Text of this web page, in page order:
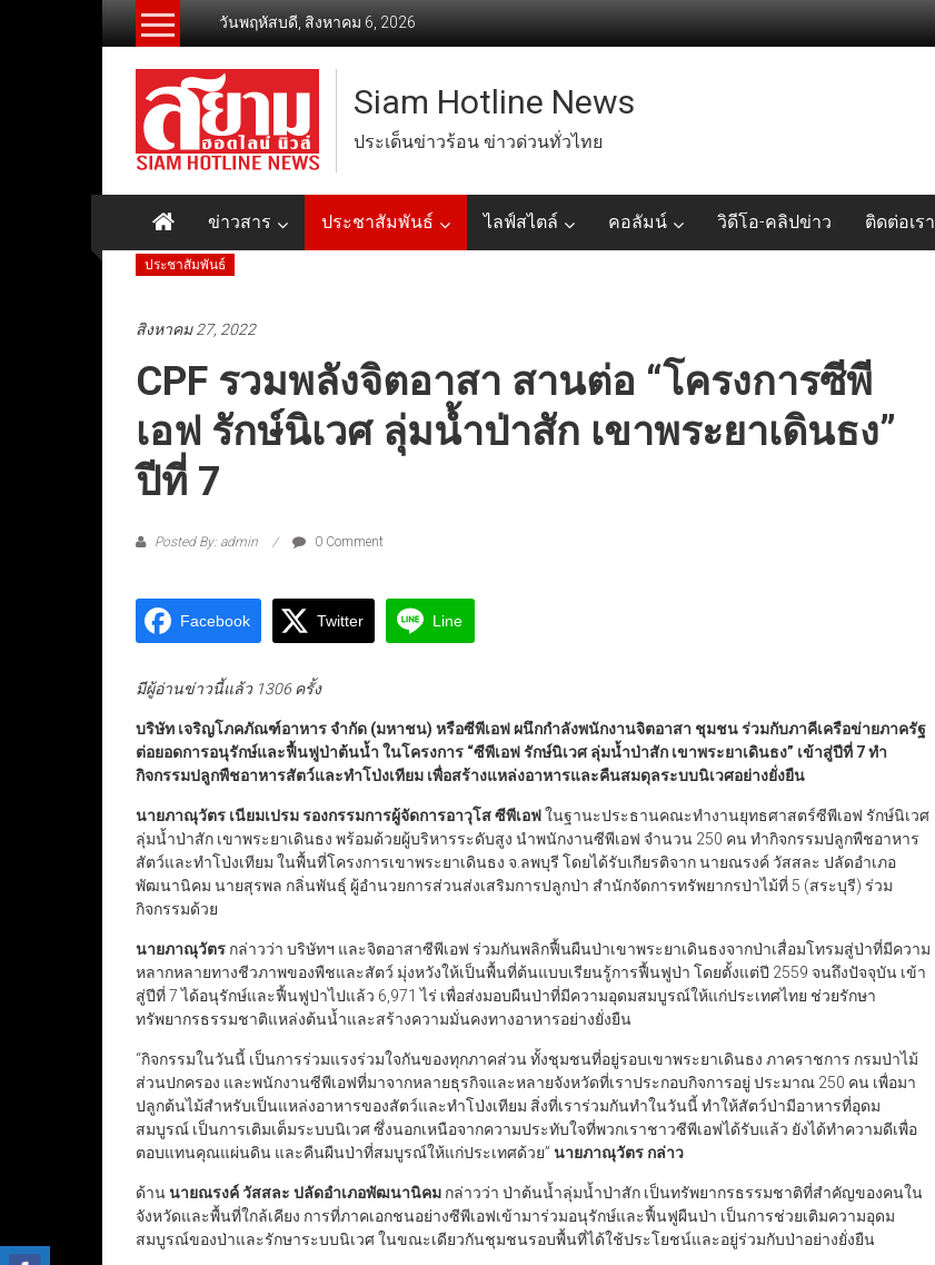
วันพฤหัสบดี, สิงหาคม 6, 2026
Siam Hotline News
ประเด็นข่าวร้อน ข่าวด่วนทั่วไทย
ข่าวสาร ประชาสัมพันธ์ ไลฟ์สไตล์ คอลัมน์ วิดีโอ-คลิปข่าว ติดต่อเรา
ประชาสัมพันธ์
สิงหาคม 27, 2022
CPF รวมพลังจิตอาสา สานต่อ “โครงการซีพี
เอฟ รักษ์นิเวศ ลุ่มน้ำป่าสัก เขาพระยาเดินธง”
ปีที่ 7
Posted By: admin 0 Comment
Facebook Twitter Line
มีผู้อ่านข่าวนี้แล้ว 1306 ครั้ง
บริษัท เจริญโภคภัณฑ์อาหาร จำกัด (มหาชน) หรือซีพีเอฟ ผนึกกำลังพนักงานจิตอาสา ชุมชน ร่วมกับภาคีเครือข่ายภาครัฐ
ต่อยอดการอนุรักษ์และฟื้นฟูป่าต้นน้ำ ในโครงการ “ซีพีเอฟ รักษ์นิเวศ ลุ่มน้ำป่าสัก เขาพระยาเดินธง” เข้าสู่ปีที่ 7 ทำ
กิจกรรมปลูกพืชอาหารสัตว์และทำโป่งเทียม เพื่อสร้างแหล่งอาหารและคืนสมดุลระบบนิเวศอย่างยั่งยืน
นายภาณุวัตร เนียมเปรม รองกรรมการผู้จัดการอาวุโส ซีพีเอฟในฐานะประธานคณะทำงานยุทธศาสตร์ซีพีเอฟ รักษ์นิเวศ
ลุ่มน้ำป่าสัก เขาพระยาเดินธง พร้อมด้วยผู้บริหารระดับสูง นำพนักงานซีพีเอฟ จำนวน 250 คน ทำกิจกรรมปลูกพืชอาหาร
สัตว์และทำโป่งเทียม ในพื้นที่โครงการเขาพระยาเดินธง จ.ลพบุรี โดยได้รับเกียรติจาก นายณรงค์ วัสสละ ปลัดอำเภอ
พัฒนานิคม นายสุรพล กลิ่นพันธุ์ ผู้อำนวยการส่วนส่งเสริมการปลูกป่า สำนักจัดการทรัพยากรป่าไม้ที่ 5 (สระบุรี) ร่วม
กิจกรรมด้วย
นายภาณุวัตร กล่าวว่า บริษัทฯ และจิตอาสาซีพีเอฟ ร่วมกันพลิกฟื้นผืนป่าเขาพระยาเดินธงจากป่าเสื่อมโทรมสู่ป่าที่มีความ
หลากหลายทางชีวภาพของพืชและสัตว์ มุ่งหวังให้เป็นพื้นที่ต้นแบบเรียนรู้การฟื้นฟูป่า โดยตั้งแต่ปี 2559 จนถึงปัจจุบัน เข้า
สู่ปีที่ 7 ได้อนุรักษ์และฟื้นฟูป่าไปแล้ว 6,971 ไร่ เพื่อส่งมอบผืนป่าที่มีความอุดมสมบูรณ์ให้แก่ประเทศไทย ช่วยรักษา
ทรัพยากรธรรมชาติแหล่งต้นน้ำและสร้างความมั่นคงทางอาหารอย่างยั่งยืน
“กิจกรรมในวันนี้ เป็นการร่วมแรงร่วมใจกันของทุกภาคส่วน ทั้งชุมชนที่อยู่รอบเขาพระยาเดินธง ภาคราชการ กรมป่าไม้
ส่วนปกครอง และพนักงานซีพีเอฟที่มาจากหลายธุรกิจและหลายจังหวัดที่เราประกอบกิจการอยู่ ประมาณ 250 คน เพื่อมา
ปลูกต้นไม้สำหรับเป็นแหล่งอาหารของสัตว์และทำโป่งเทียม สิ่งที่เราร่วมกันทำในวันนี้ ทำให้สัตว์ป่ามีอาหารที่อุดม
สมบูรณ์ เป็นการเติมเต็มระบบนิเวศ ซึ่งนอกเหนือจากความประทับใจที่พวกเราชาวซีพีเอฟได้รับแล้ว ยังได้ทำความดีเพื่อ
ตอบแทนคุณแผ่นดิน และคืนผืนป่าที่สมบูรณ์ให้แก่ประเทศด้วย” นายภาณุวัตร กล่าว
ด้านนายณรงค์ วัสสละ ปลัดอำเภอพัฒนานิคม กล่าวว่า ป่าต้นน้ำลุ่มน้ำป่าสัก เป็นทรัพยากรธรรมชาติที่สำคัญของคนใน
จังหวัดและพื้นที่ใกล้เคียง การที่ภาคเอกชนอย่างซีพีเอฟเข้ามาร่วมอนุรักษ์และฟื้นฟูผืนป่า เป็นการช่วยเติมความอุดม
สมบูรณ์ของป่าและรักษาระบบนิเวศ ในขณะเดียวกันชุมชนรอบพื้นที่ได้ใช้ประโยชน์และอยู่ร่วมกับป่าอย่างยั่งยืน